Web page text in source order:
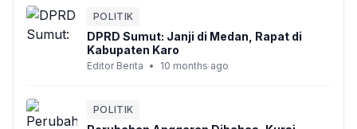
POLITIK
DPRD Sumut: Janji di Medan, Rapat di
Kabupaten Karo
Editor Berita • 10 months ago
POLITIK